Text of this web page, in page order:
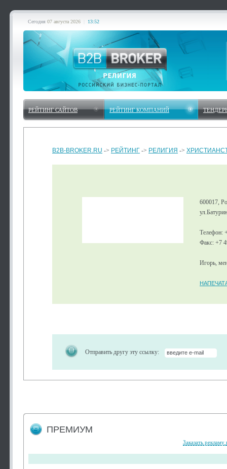
Сегодня 07 августа 2026 13:52
РЕЙТИНГ САЙТОВ РЕЙТИНГ КОМПАНИЙ
B2B-BROKER.RU -> РЕЙТИНГ -> РЕЛИГИЯ ->
600017,
Телефон:
Факс: +7
Игорь,
Отправить другу эту ссылку:
ПРЕМИУМ
Заказать рекламу